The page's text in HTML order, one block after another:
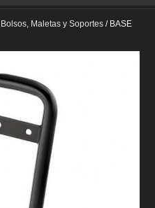
Bolsos, Maletas y Soportes / BASE